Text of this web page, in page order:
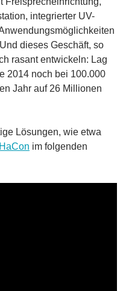
integrierter UV-
dieses Geschäft, so
rasant entwickeln: Lag
2014 noch bei 100.000
Jahr auf 26 Millionen
Lösungen, wie etwa
im folgenden